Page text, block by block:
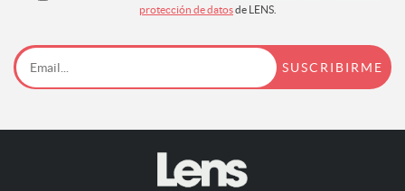
protección de datosde LENS.